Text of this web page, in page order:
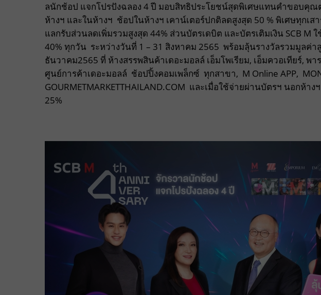
ลนักช้อป แจกโปรปังฉลอง 4 ปี มอบสิทธิประโยชน์สุดพิเศษแทนคำขอบคุณ
ห้างฯ และในห้างฯ ช้อปในห้างฯ เคาน์เตอร์ปกติลดสูงสุด 50 % พิเศษทุกเส
แลกรับส่วนลดเพิ่มรวมสูงสุด 44% ส่วนบัตรเดบิต และบัตรเติมเงิน SCB M
40% ทุกวัน ระหว่างวันที่ 1 – 31 สิงหาคม 2565 พร้อมลุ้นรางวัลรวมมูลค่า
ธันวาคม2565 ที่ ห้างสรรพสินค้าเดอะมอลล์ เอ็มโพเรียม, เอ็มควอเทียร์, พ
ศูนย์การค้าเดอะมอลล์ ช้อปปิ้งคอมเพล็กซ์ ทุกสาขา, M Online APP,
GOURMETMARKETTHAILAND.COM และเมื่อใช้จ่ายผ่านบัตรฯ นอกห้
25%